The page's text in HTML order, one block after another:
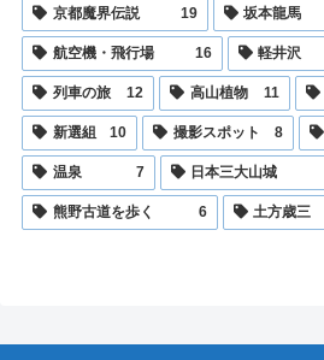
京都魔界伝説 19 坂本龍馬
航空機・飛行場 16 軽井沢
列車の旅 12 高山植物 11
新選組 10 撮影スポット 8
温泉 7 日本三大山城
熊野古道を歩く 6 土方歳三